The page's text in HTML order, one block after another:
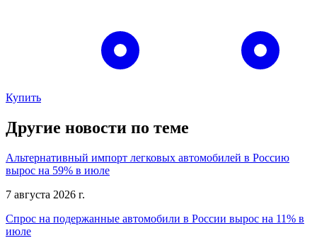
Купить
Другие новости по теме
Альтернативный импорт легковых автомобилей в Россию
вырос на 59% в июле
7 августа 2026 г.
Спрос на подержанные автомобили в России вырос на 11% в
июле